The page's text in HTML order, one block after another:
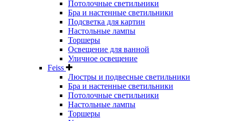
Потолочные светильники
Бра и настенные светильники
Подсветка для картин
Настольные лампы
Торшеры
Освещение для ванной
Уличное освещение
Feiss
Люстры и подвесные светильники
Бра и настенные светильники
Потолочные светильники
Настольные лампы
Торшеры